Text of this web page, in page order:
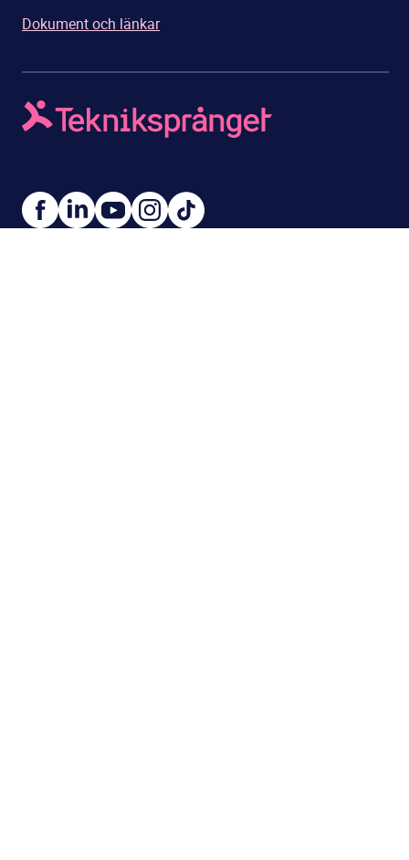
Dokument och länkar